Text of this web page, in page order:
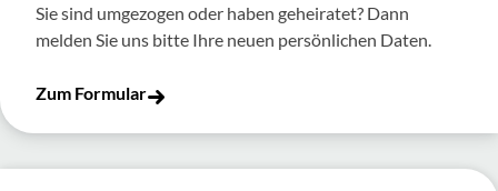
Sie sind umgezogen oder haben geheiratet? Dann
melden Sie uns bitte Ihre neuen persönlichen Daten.
Zum Formular